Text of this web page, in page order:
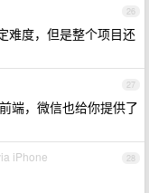
26
难度，但是整个项目还
27
端，微信也给你提供了
28
iPhone